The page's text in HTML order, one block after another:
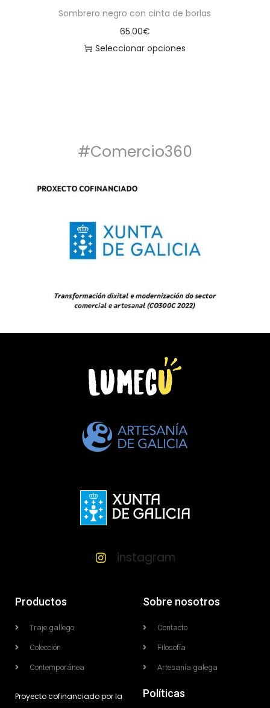
Sombrero negro con cinta de borlas
65.00€
Seleccionar opciones
#Comercio360
instagram
Productos
Traje gallego
Colección
Contemporánea
Sobre nosotros
Contacto
Filosofía
Artesanía galega
Proyecto cofinanciado por la
Políticas